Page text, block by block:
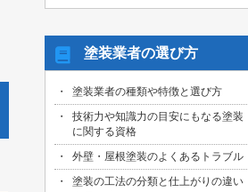
ンス雨漏り修繕工事の御見積依頼を頂き
塗装業者の選び方
塗装業者の種類や特徴と選び方
技術力や知識力の目安にもなる塗装
に関する資格
外壁・屋根塗装のよくあるトラブル
塗装の工法の分類と仕上がりの違い